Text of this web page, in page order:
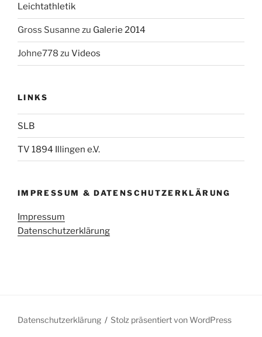
Leichtathletik
Gross Susanne zu Galerie 2014
Johne778 zu Videos
LINKS
SLB
TV 1894 Illingen e.V.
IMPRESSUM & DATENSCHUTZERKLÄRUNG
Impressum
Datenschutzerklärung
Datenschutzerklärung Stolz präsentiert von WordPress